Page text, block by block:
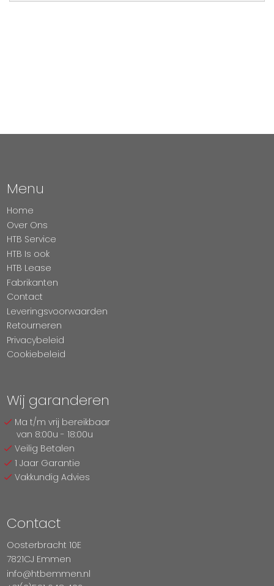
Menu
Home
Over Ons
HTB Service
HTB Is ook
HTB Lease
Fabrikanten
Contact
Leveringsvoorwaarden
Retourneren
Privacybeleid
Cookiebeleid
Wij garanderen
Ma t/m vrij bereikbaar
van 8:00u - 18:00u
Veilig Betalen
1 Jaar Garantie
Vakkundig Advies
Contact
Oosterbracht 10E
7821CJ Emmen
info@htbemmen.nl